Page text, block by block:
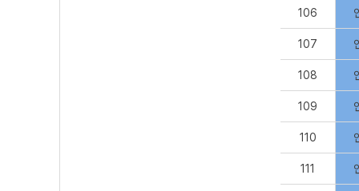
106
107
108
109
110
111